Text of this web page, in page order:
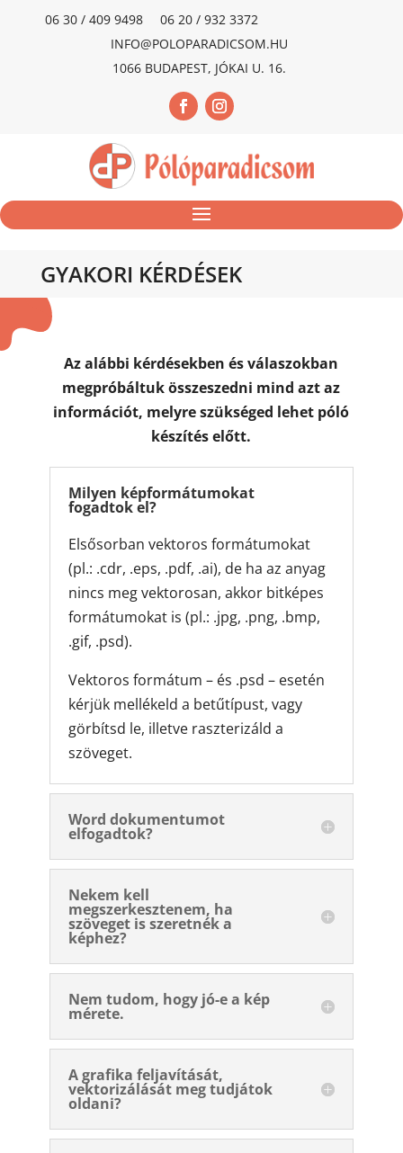
06 30 / 409 9498
06 20 / 932 3372
INFO@POLOPARADICSOM.HU
1066 BUDAPEST, JÓKAI U. 16.
GYAKORI KÉRDÉSEK
Az alábbi kérdésekben és válaszokban
megpróbáltuk összeszedni mind azt az
információt, melyre szükséged lehet póló
készítés előtt.
Milyen képformátumokat
fogadtok el?
Elsősorban vektoros formátumokat
(pl.: .cdr, .eps, .pdf, .ai), de ha az anyag
nincs meg vektorosan, akkor bitképes
formátumokat is (pl.: .jpg, .png, .bmp,
.gif, .psd).
Vektoros formátum – és .psd – esetén
kérjük mellékeld a betűtípust, vagy
görbítsd le, illetve raszterizáld a
szöveget.
Word dokumentumot
elfogadtok?
Nekem kell
megszerkesztenem, ha
szöveget is szeretnék a
képhez?
Nem tudom, hogy jó-e a kép
mérete.
A grafika feljavítását,
vektorizálását meg tudjátok
oldani?